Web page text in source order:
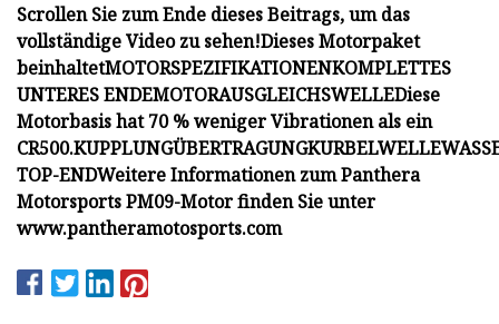
Scrollen Sie zum Ende dieses Beitrags, um das
vollständige Video zu sehen!Dieses Motorpaket
beinhaltetMOTORSPEZIFIKATIONENKOMPLETTES
UNTERES ENDEMOTORAUSGLEICHSWELLEDiese
Motorbasis hat 70 % weniger Vibrationen als ein
CR500.KUPPLUNGÜBERTRAGUNGKURBELWELLE
TOP-ENDWeitere Informationen zum Panthera
Motorsports PM09-Motor finden Sie unter
www.pantheramotosports.com